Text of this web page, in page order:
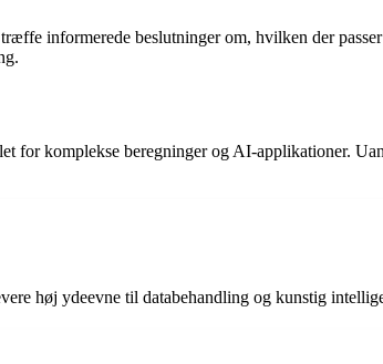
informerede beslutninger om, hvilken der
for komplekse beregninger og AI-applikationer.
høj ydeevne til databehandling og kunstig